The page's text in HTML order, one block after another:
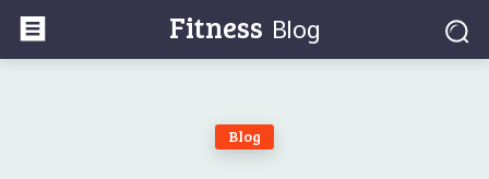
Fitness Blog
Blog